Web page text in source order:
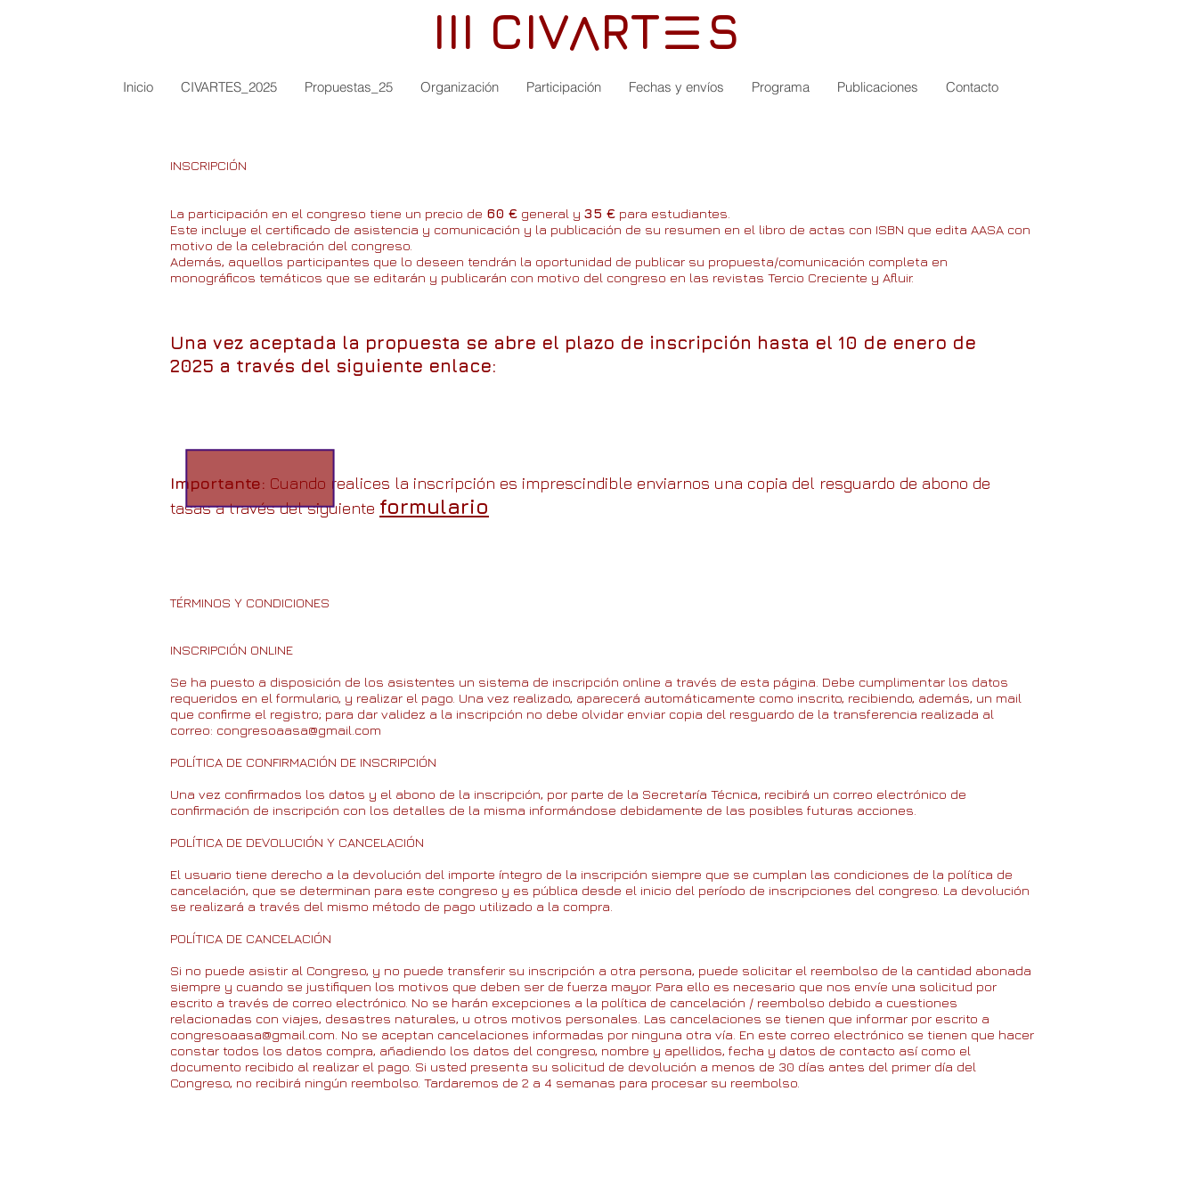
III CIV RT S
III
V
Inicio CIVARTES_2025 Propuestas_25 Organización Participación Fechas y envíos Programa Publicaciones Contacto
INSCRIPCIÓN
La participación en el congreso tiene un precio de 60 € general y 35 € para estudiantes.
Este incluye el certificado de asistencia y comunicación y la publicación de su resumen en el libro de actas con ISBN que edita AASA con
motivo de la celebración del congreso.
Además, aquellos participantes que lo deseen tendrán la oportunidad de publicar su propuesta/comunicación completa en
monográficos temáticos que se editarán y publicarán con motivo del congreso en las revistas Tercio Creciente y Afluir.
Una vez aceptada la propuesta se abre el plazo de inscripción hasta el 10 de enero de
2025 a través del siguiente enlace:
Importante: Cuando realices la inscripción es imprescindible enviarnos una copia del resguardo de abono de
tasas a través del siguiente formulario
TÉRMINOS Y CONDICIONES
INSCRIPCIÓN ONLINE
Se ha puesto a disposición de los asistentes un sistema de inscripción online a través de esta página. Debe cumplimentar los datos
requeridos en el formulario, y realizar el pago. Una vez realizado, aparecerá automáticamente como inscrito, recibiendo, además, un mail
que confirme el registro; para dar validez a la inscripción no debe olvidar enviar copia del resguardo de la transferencia realizada al
correo: congresoaasa@gmail.com
POLÍTICA DE CONFIRMACIÓN DE INSCRIPCIÓN
Una vez confirmados los datos y el abono de la inscripción, por parte de la Secretaría Técnica, recibirá un correo electrónico de
confirmación de inscripción con los detalles de la misma informándose debidamente de las posibles futuras acciones.
POLÍTICA DE DEVOLUCIÓN Y CANCELACIÓN
El usuario tiene derecho a la devolución del importe íntegro de la inscripción siempre que se cumplan las condiciones de la política de
cancelación, que se determinan para este congreso y es pública desde el inicio del período de inscripciones del congreso. La devolución
se realizará a través del mismo método de pago utilizado a la compra.
POLÍTICA DE CANCELACIÓN
Si no puede asistir al Congreso, y no puede transferir su inscripción a otra persona, puede solicitar el reembolso de la cantidad abonada
siempre y cuando se justifiquen los motivos que deben ser de fuerza mayor. Para ello es necesario que nos envíe una solicitud por
escrito a través de correo electrónico. No se harán excepciones a la política de cancelación / reembolso debido a cuestiones
relacionadas con viajes, desastres naturales, u otros motivos personales. Las cancelaciones se tienen que informar por escrito a
congresoaasa@gmail.com . No se aceptan cancelaciones informadas por ninguna otra vía. En este correo electrónico se tienen que hacer
constar todos los datos compra, añadiendo los datos del congreso, nombre y apellidos, fecha y datos de contacto así como el
documento recibido al realizar el pago. Si usted presenta su solicitud de devolución a menos de 30 días antes del primer día del
Congreso, no recibirá ningún reembolso. Tardaremos de 2 a 4 semanas para procesar su reembolso.